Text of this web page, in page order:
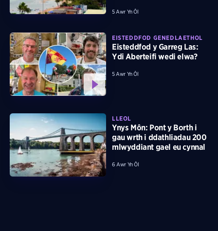
5 Awr Yn Ôl
EISTEDDFOD GENEDLAETHOL
Eisteddfod y Garreg Las:
Ydi Aberteifi wedi elwa?
5 Awr Yn Ôl
LLEOL
Ynys Môn: Pont y Borth i
gau wrth i ddathliadau 200
mlwyddiant gael eu cynnal
6 Awr Yn Ôl